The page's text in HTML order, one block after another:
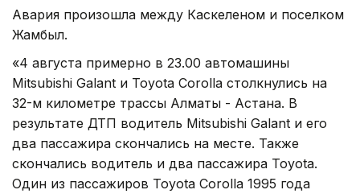
Авария произошла между Каскеленом и поселком
Жамбыл.
«4 августа примерно в 23.00 автомашины
Mitsubishi Galant и Toyota Corolla столкнулись на
32-м километре трассы Алматы - Астана. В
результате ДТП водитель Mitsubishi Galant и его
два пассажира скончались на месте. Также
скончались водитель и два пассажира Toyota.
Один из пассажиров Toyota Corolla 1995 года